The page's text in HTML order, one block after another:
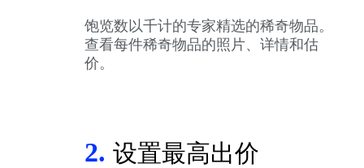
饱览数以千计的专家精选的稀奇物品。
查看每件稀奇物品的照片、详情和估
价。
2. 设置最高出价